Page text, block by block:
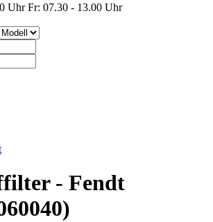
Uhr Fr: 07.30 - 13.00 Uhr
- Fendt